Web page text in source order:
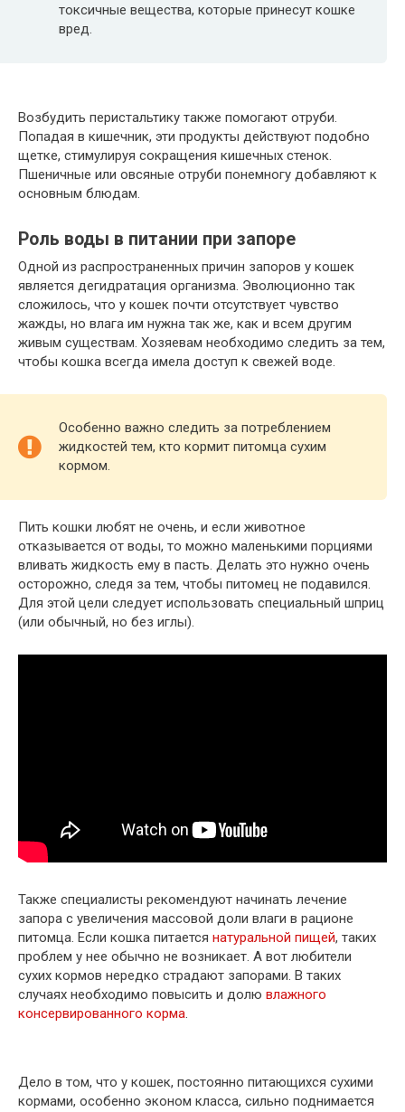
токсичные вещества, которые принесут кошке
вред.
Возбудить перистальтику также помогают отруби.
Попадая в кишечник, эти продукты действуют подобно
щетке, стимулируя сокращения кишечных стенок.
Пшеничные или овсяные отруби понемногу добавляют к
основным блюдам.
Роль воды в питании при запоре
Одной из распространенных причин запоров у кошек
является дегидратация организма. Эволюционно так
сложилось, что у кошек почти отсутствует чувство
жажды, но влага им нужна так же, как и всем другим
живым существам. Хозяевам необходимо следить за тем,
чтобы кошка всегда имела доступ к свежей воде.
Особенно важно следить за потреблением
жидкостей тем, кто кормит питомца сухим
кормом.
Пить кошки любят не очень, и если животное
отказывается от воды, то можно маленькими порциями
вливать жидкость ему в пасть. Делать это нужно очень
осторожно, следя за тем, чтобы питомец не подавился.
Для этой цели следует использовать специальный шприц
(или обычный, но без иглы).
Также специалисты рекомендуют начинать лечение
запора с увеличения массовой доли влаги в рационе
питомца. Если кошка питается натуральной пищей, таких
проблем у нее обычно не возникает. А вот любители
сухих кормов нередко страдают запорами. В таких
случаях необходимо повысить и долю влажного
консервированного корма.
Дело в том, что у кошек, постоянно питающихся сухими
кормами, особенно эконом класса, сильно поднимается